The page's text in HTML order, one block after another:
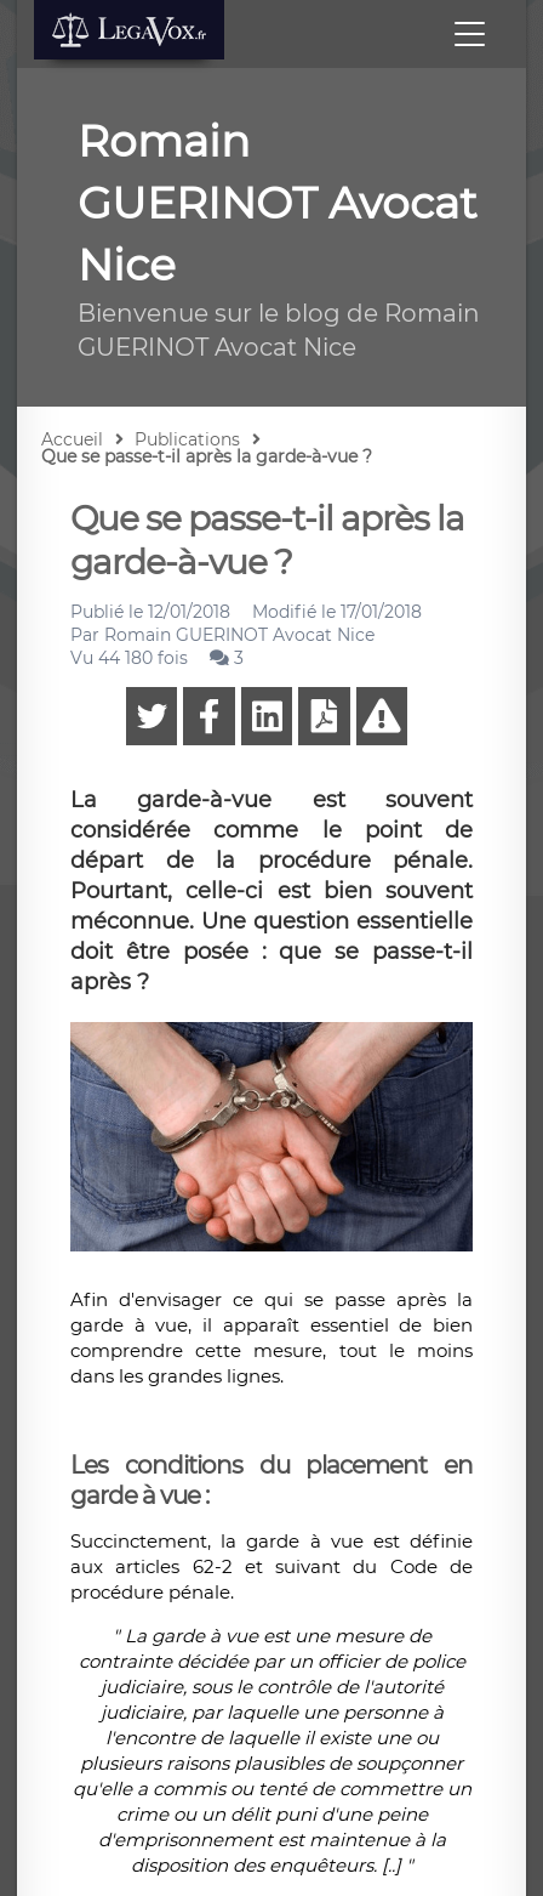
Romain
GUERINOT Avocat
Nice
Bienvenue sur le blog de Romain
GUERINOT Avocat Nice
Accueil Publications
Que se passe-t-il après la garde-à-vue ?
Que se passe-t-il après la
garde-à-vue ?
Publié le 12/01/2018 Modifié le 17/01/2018
Par Romain GUERINOT Avocat Nice
Vu 44 180 fois
3
La garde-à-vue est souvent
considérée comme le point de
départ de la procédure pénale.
Pourtant, celle-ci est bien souvent
méconnue. Une question essentielle
doit être posée : que se passe-t-il
après ?
Afin d'envisager ce qui se passe après la
garde à vue, il apparaît essentiel de bien
comprendre cette mesure, tout le moins
dans les grandes lignes.
Les conditions du placement en
garde à vue :
Succinctement, la garde à vue est définie
aux articles 62-2 et suivant du Code de
procédure pénale.
" La garde à vue est une mesure de
contrainte décidée par un officier de police
judiciaire, sous le contrôle de l'autorité
judiciaire, par laquelle une personne à
l'encontre de laquelle il existe une ou
plusieurs raisons plausibles de soupçonner
qu'elle a commis ou tenté de commettre un
crime ou un délit puni d'une peine
d'emprisonnement est maintenue à la
disposition des enquêteurs. [..] "